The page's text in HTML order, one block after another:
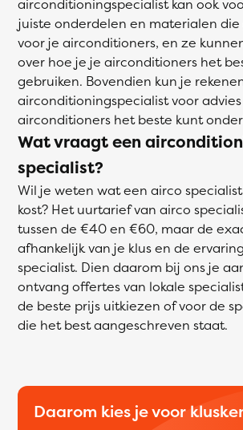
airconditioningspecialist kan ook
juiste onderdelen en materialen
voor je airconditioners, en ze
over hoe je je airconditioners het
gebruiken. Bovendien kun je
airconditioningspecialist voor
airconditioners het beste kunt
Wat vraagt een
specialist?
Wil je weten wat een airco
kost? Het uurtarief van airco
tussen de €40 en €60, maar de
afhankelijk van je klus en de
specialist. Dien daarom bij ons je
ontvang offertes van lokale
de beste prijs uitkiezen of voor de
die het best aangeschreven staat.
Daarom kies je voor